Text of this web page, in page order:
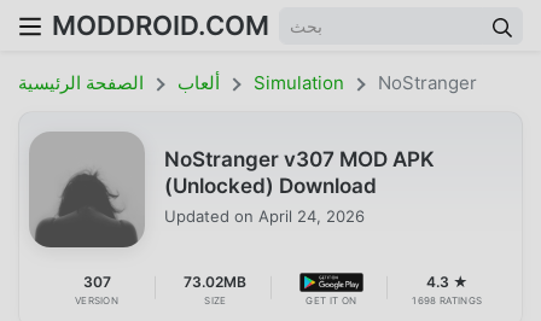
MODDROID.COM
الصفحة الرئيسية ألعاب Simulation NoStranger
NoStranger v307 MOD APK
(Unlocked) Download
Updated on April 24, 2026
307
VERSION
73.02MB
SIZE GET IT ON
4.3 ★
1698 RATINGS